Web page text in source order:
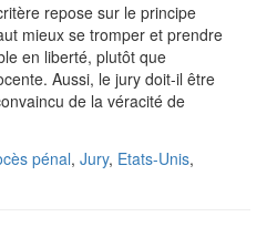
repose sur le principe
mieux se tromper et prendre
en liberté, plutôt que
Aussi, le jury doit-il être
de la véracité de
pénal, Jury, Etats-Unis,